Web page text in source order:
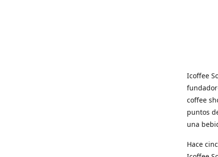
Icoffee
coffee
puntos
una
Hace